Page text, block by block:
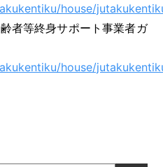
house/
者等終身サポート事業者ガ
house/